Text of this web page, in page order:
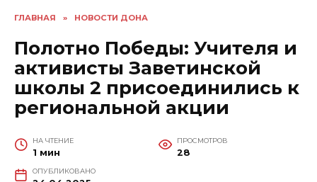
ГЛАВНАЯ » НОВОСТИ ДОНА
Полотно Победы: Учителя и
активисты Заветинской
школы 2 присоединились к
региональной акции
НА ЧТЕНИЕ
1 мин
ПРОСМОТРОВ
28
ОПУБЛИКОВАНО